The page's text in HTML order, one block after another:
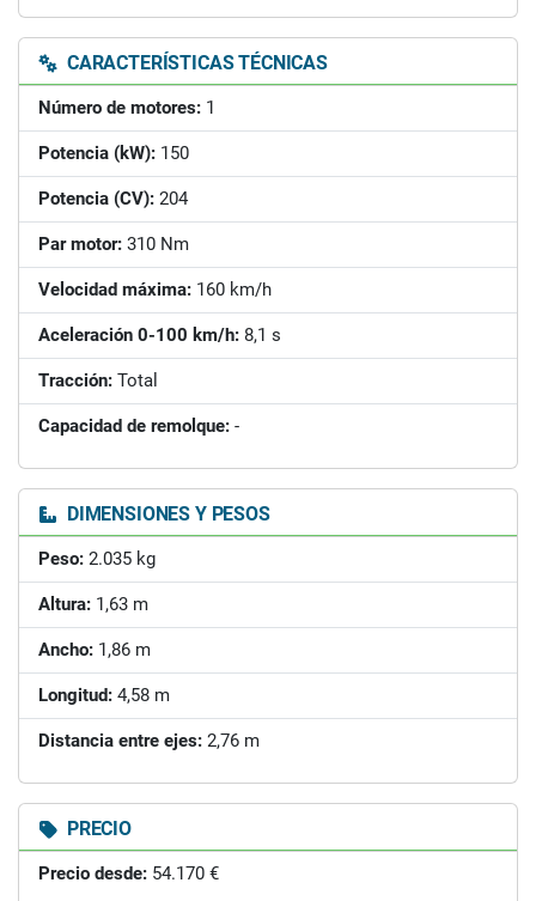
CARACTERÍSTICAS TÉCNICAS
Número de motores: 1
Potencia (kW): 150
Potencia (CV): 204
Par motor: 310 Nm
Velocidad máxima: 160 km/h
Aceleración 0-100 km/h: 8,1 s
Tracción: Total
Capacidad de remolque: -
DIMENSIONES Y PESOS
Peso: 2.035 kg
Altura: 1,63 m
Ancho: 1,86 m
Longitud: 4,58 m
Distancia entre ejes: 2,76 m
PRECIO
Precio desde: 54.170 €